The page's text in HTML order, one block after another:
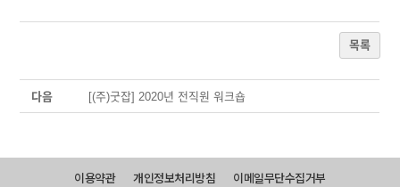
목록
다음 [(주)굿잡] 2020년 전직원 워크숍
이용약관 개인정보처리방침 이메일무단수집거부